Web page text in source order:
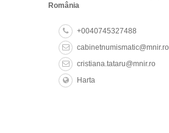
România
+0040745327488
cabinetnumismatic@mnir.ro
cristiana.tataru@mnir.ro
Harta